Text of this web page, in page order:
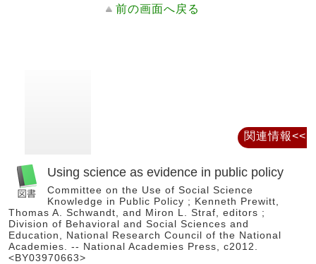
前の画面へ戻る
Using science as evidence in public policy
Committee on the Use of Social Science
Knowledge in Public Policy ; Kenneth Prewitt,
Thomas A. Schwandt, and Miron L. Straf, editors ;
Division of Behavioral and Social Sciences and
Education, National Research Council of the National
Academies. -- National Academies Press, c2012.
<BY03970663>
関連情報<<